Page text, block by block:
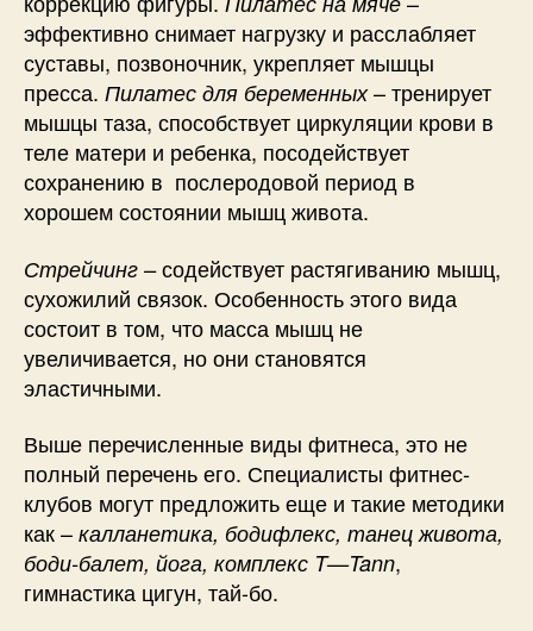
эффективно снимает нагрузку и расслабляет
суставы, позвоночник, укрепляет мышцы
пресса. Пилатес для беременных– тренирует
мышцы таза, способствует циркуляции крови в
теле матери и ребенка, посодействует
сохранению в послеродовой период в
хорошем состоянии мышц живота.
Стрейчинг –содействует растягиванию мышц,
сухожилий связок. Особенность этого вида
состоит в том, что масса мышц не
увеличивается, но они становятся
эластичными.
Выше перечисленные виды фитнеса, это не
полный перечень его. Специалисты фитнес-
клубов могут предложить еще и такие методики
как – калланетика, бодифлекс, танец живота,
боди-балет, йога, комплекс T—Tann,
гимнастика цигун, тай-бо.